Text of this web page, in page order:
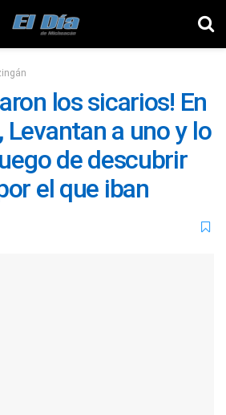
los sicarios! En
a uno y lo
de descubrir
el que iban